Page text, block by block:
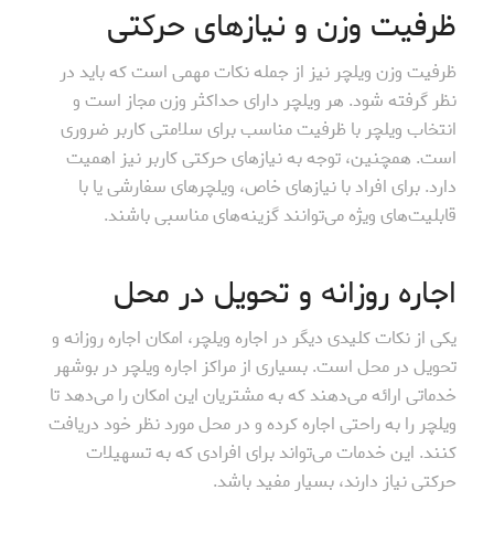
ظرفیت وزن و نیازهای حرکتی
ظرفیت وزن ویلچر نیز از جمله نکات مهمی است که باید در
نظر گرفته شود. هر ویلچر دارای حداکثر وزن مجاز است و
انتخاب ویلچر با ظرفیت مناسب برای سلامتی کاربر ضروری
است. همچنین، توجه به نیازهای حرکتی کاربر نیز اهمیت
دارد. برای افراد با نیازهای خاص، ویلچرهای سفارشی یا با
قابلیت‌های ویژه می‌توانند گزینه‌های مناسبی باشند.
اجاره روزانه و تحویل در محل
یکی از نکات کلیدی دیگر در اجاره ویلچر، امکان اجاره روزانه و
تحویل در محل است. بسیاری از مراکز اجاره ویلچر در بوشهر
خدماتی ارائه می‌دهند که به مشتریان این امکان را می‌دهد تا
ویلچر را به راحتی اجاره کرده و در محل مورد نظر خود دریافت
کنند. این خدمات می‌تواند برای افرادی که به تسهیلات
حرکتی نیاز دارند، بسیار مفید باشد.